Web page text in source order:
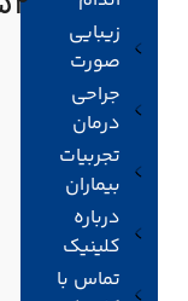
زیبایی
صورت
جراحی
درمان
تجربیات
بیماران
درباره
کلینیک
تماس با